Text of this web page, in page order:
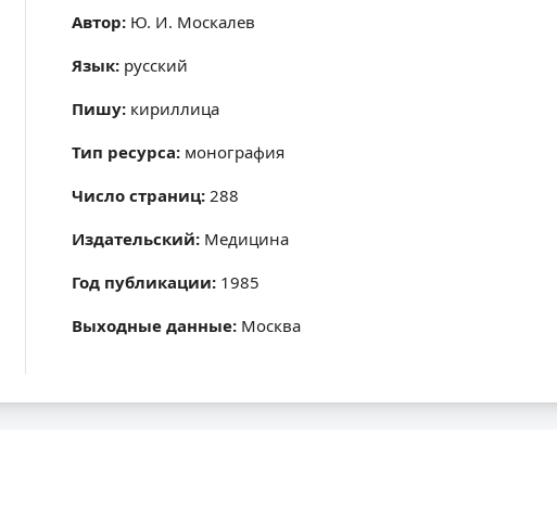
Автор: Ю. И. Москалев
Язык: русский
Пишу: кириллица
Тип ресурса: монография
Число страниц: 288
Издательский: Медицина
Год публикации: 1985
Выходные данные: Москва